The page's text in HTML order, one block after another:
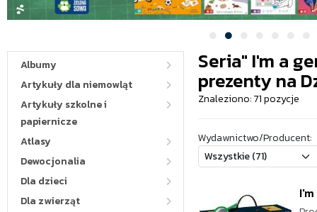
Albumy
Artykuły dla niemowląt
Artykuły szkolne i
papiernicze
Atlasy
Dewocjonalia
Dla dzieci
Dla zwierząt
Seria" I'm a
prezenty na
Znaleziono: 71 pozycje
Wydawnictwo/Producent: